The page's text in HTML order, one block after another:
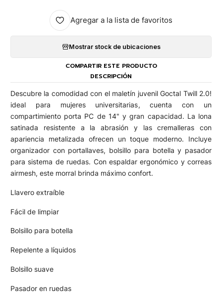
Agregar a la lista de favoritos
Mostrar stock de ubicaciones
COMPARTIR ESTE PRODUCTO
DESCRIPCIÓN
Descubre la comodidad con el maletín juvenil Goctal Twill 2.0!
ideal para mujeres universitarias, cuenta con un
compartimiento porta PC de 14" y gran capacidad. La lona
satinada resistente a la abrasión y las cremalleras con
apariencia metalizada ofrecen un toque moderno. Incluye
organizador con portallaves, bolsillo para botella y pasador
para sistema de ruedas. Con espaldar ergonómico y correas
airmesh, este morral brinda máximo confort.
Llavero extraíble
Fácil de limpiar
Bolsillo para botella
Repelente a líquidos
Bolsillo suave
Pasador en ruedas